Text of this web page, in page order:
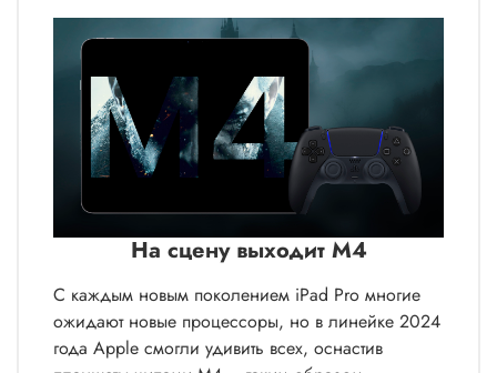
На сцену выходит M4
С каждым новым поколением iPad Pro многие
ожидают новые процессоры, но в линейке 2024
года Apple смогли удивить всех, оснастив